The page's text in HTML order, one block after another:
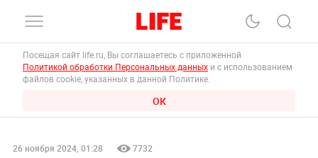
Посещая сайт life.ru, Вы соглашаетесь с приложенной
Политикой обработки Персональных данных и с использованием
файлов cookie, указанных в данной Политике.
ОК
26 ноября 2024, 01:28 7732